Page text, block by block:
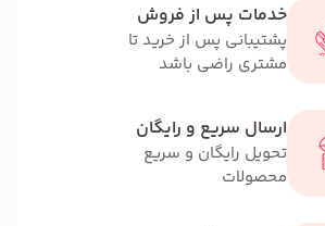
خدمات پس از فروش
پشتیبانی پس از خرید تا
مشتری راضی باشد
ارسال سریع و رایگان
تحویل رایگان و سریع
محصولات